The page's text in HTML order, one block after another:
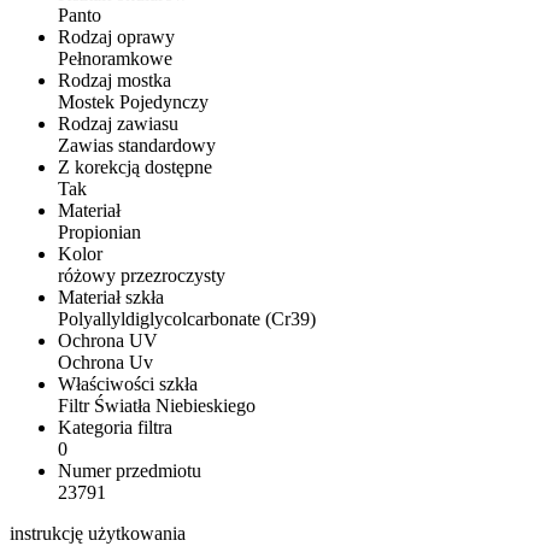
Panto
Rodzaj oprawy
Pełnoramkowe
Rodzaj mostka
Mostek Pojedynczy
Rodzaj zawiasu
Zawias standardowy
Z korekcją dostępne
Tak
Materiał
Propionian
Kolor
różowy przezroczysty
Materiał szkła
Polyallyldiglycolcarbonate (Cr39)
Ochrona UV
Ochrona Uv
Właściwości szkła
Filtr Światła Niebieskiego
Kategoria filtra
0
Numer przedmiotu
23791
instrukcję użytkowania